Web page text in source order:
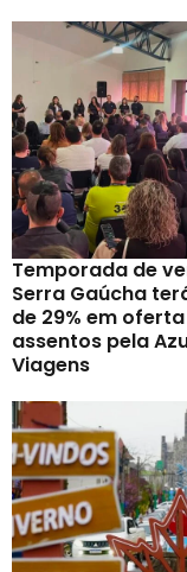
Temporada de
Serra Gaúcha
de 29% em
assentos pela
Viagens